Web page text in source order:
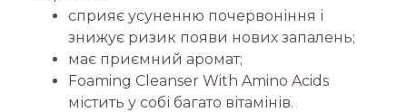
сприяє усуненню почервоніння і
знижує ризик появи нових запалень;
має приємний аромат;
Foaming Cleanser With Amino Acids
містить у собі багато вітамінів.